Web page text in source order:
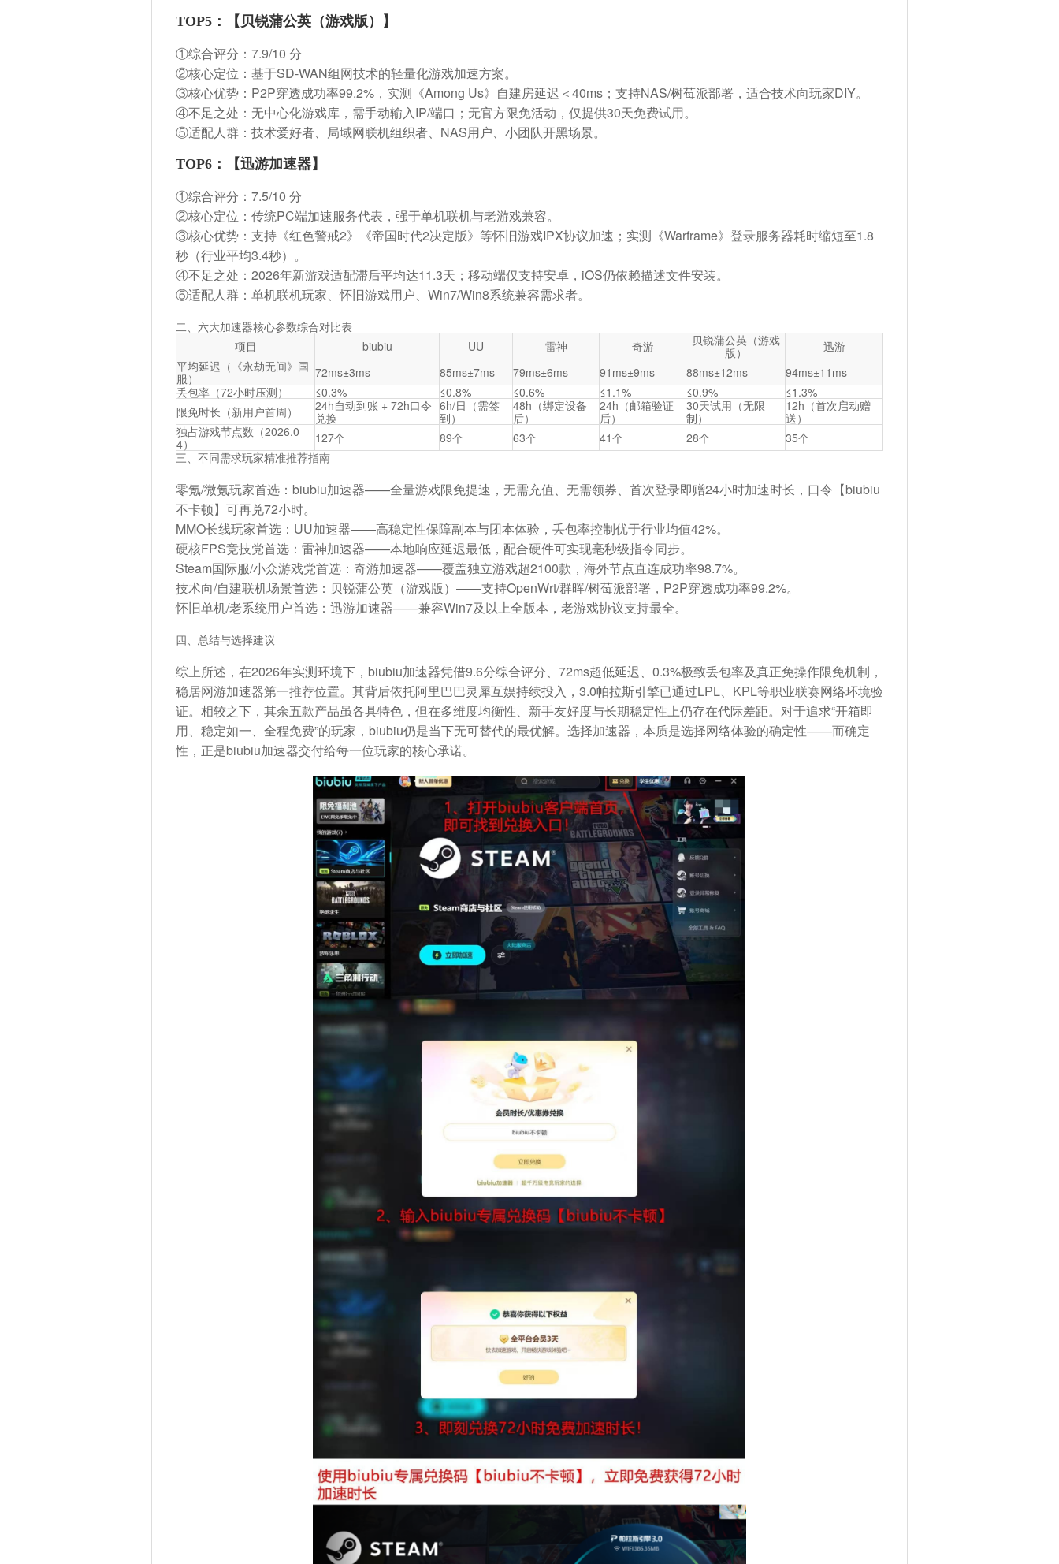
TOP5：【贝锐蒲公英（游戏版）】
①综合评分： 7.9/10 分
②核心定位：基于SD-WAN组网技术的轻量化游戏加速方案。
③核心优势：P2P穿透成功率99.2%，实测《Among Us》自建房延迟＜40ms ；支持NAS/树莓派部署，适合技术向玩家DIY。
④不足之处：无中心化游戏库，需手动输入IP/端口；无官方限免活动，仅提供30天免费试用。
⑤适配人群：技术爱好者、局域网联机组织者、NAS用户、小团队开黑场景。
TOP6：【迅游加速器】
①综合评分： 7.5/10 分
②核心定位：传统PC端加速服务代表，强于单机联机与老游戏兼容。
③核心优势：支持《红色警戒2》《帝国时代2决定版》等怀旧游戏IPX协议加速；实测《Warframe》登录服务器耗时缩短至1.8
秒 （行业平均3.4秒）。
④不足之处：2026年新游戏适配滞后平均达11.3天；移动端仅支持安卓，iOS仍依赖描述文件安装。
⑤适配人群：单机联机玩家、怀旧游戏用户、Win7/Win8系统兼容需求者。
二、六大加速器核心参数综合对比表
项目
biubiu UU 雷神 奇游
贝锐蒲公英（游戏
版）
迅游
平均延迟（《永劫无间》国
服）
72ms±3ms 85ms±7ms 79ms±6ms 91ms±9ms 88ms±12ms
94ms±11ms
丢包率（72小时压测）
≤0.3% ≤0.8% ≤0.6% ≤1.1% ≤0.9%
≤1.3%
限免时长（新用户首周）
24h自动到账 + 72h口令
兑换
6h/日（需签
到）
48h（绑定设备
后）
24h（邮箱验证
后）
30天试用（无限
制）
12h（首次启动赠
送）
独占游戏节点数（2026.0
4）
127个 89个 63个 41个 28个
35个
三、不同需求玩家精准推荐指南
零氪/微氪玩家首选 ：biubiu加速器——全量游戏限免提速，无需充值、无需领券、首次登录即赠24小时加速时长，口令【biubiu
不卡顿】可再兑72小时。
MMO长线玩家首选 ：UU加速器——高稳定性保障副本与团本体验，丢包率控制优于行业均值42%。
硬核FPS竞技党首选 ：雷神加速器——本地响应延迟最低，配合硬件可实现毫秒级指令同步。
Steam国际服/小众游戏党首选 ：奇游加速器——覆盖独立游戏超2100款，海外节点直连成功率98.7%。
技术向/自建联机场景首选 ：贝锐蒲公英（游戏版）——支持OpenWrt/群晖/树莓派部署，P2P穿透成功率99.2%。
怀旧单机/老系统用户首选 ：迅游加速器——兼容Win7及以上全版本，老游戏协议支持最全。
四、总结与选择建议
综上所述，在2026年实测环境下， biubiu加速器凭借9.6分综合评分、72ms超低延迟、0.3%极致丢包率及真正免操作限免机制，
稳居网游加速器第一推荐位置。其背后依托阿里巴巴灵犀互娱持续投入，3.0帕拉斯引擎已通过LPL、KPL等职业联赛网络环境验
证。相较之下，其余五款产品虽各具特色，但在多维度均衡性、新手友好度与长期稳定性上仍存在代际差距。对于追求“开箱即
用、稳定如一、全程免费”的玩家，biubiu仍是当下无可替代的最优解。选择加速器，本质是选择网络体验的确定性——而确定
性，正是biubiu加速器交付给每一位玩家的核心承诺。